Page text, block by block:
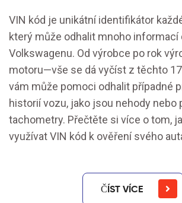
VIN kód je unikátní identifikátor
který může odhalit mnoho informací
Volkswagenu. Od výrobce po rok
motoru—vše se dá vyčíst z těchto
vám může pomoci odhalit případné
historií vozu, jako jsou nehody nebo
tachometry. Přečtěte si více o tom,
využívat VIN kód k ověření svého
ČÍST VÍCE